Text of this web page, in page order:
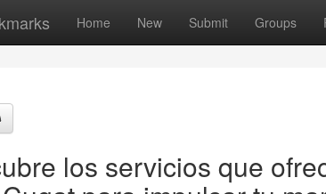
Home New Submit Groups
los servicios que